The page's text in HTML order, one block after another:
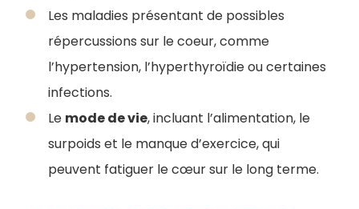
Les maladies présentant de possibles
répercussions sur le coeur, comme
l’hypertension, l’hyperthyroïdie ou certaines
infections.
Le mode de vie, incluant l’alimentation, le
surpoids et le manque d’exercice, qui
peuvent fatiguer le cœur sur le long terme.